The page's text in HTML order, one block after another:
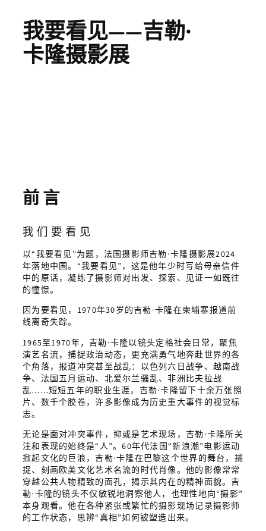
我要看见——吉勒·
卡隆摄影展
前言
我们要看见
以“我要看见”为题，法国摄影师吉勒·卡隆摄影展2024
年落地中国。“我要看见”，这是他年少时写给母亲信件
中的原话，凝练了摄影师对出发、探索、见证一如既往
的憧憬。
因为要看见，1970年30岁的吉勒·卡隆在柬埔寨报道前
线离奇失踪。
1965至1970年，吉勒·卡隆以镜头定格社会日常，聚焦
演艺名流，捕捉政治动态，更充满勇气地奔赴世界的各
个角落，报道冲突甚至战乱：以色列六日战争、越南战
争、法国五月运动、北爱尔兰骚乱、非洲比夫拉战
乱……短短五年的职业生涯，吉勒·卡隆留下十余万张照
片、数千个胶卷，许多影像成为历史重大事件的视觉标
志。
无论是面对冲突事件，抑或是艺术现场，吉勒·卡隆所关
注和表现的始终是“人”。60年代法国“新浪潮”电影运动
掀起文化的巨浪，吉勒·卡隆在巴黎这个世界的舞台，捕
捉、刻画欧美文化艺术名流的时代肖像。他的影像常常
穿越公共人物精致的面孔，揭示其内在的精神面貌。吉
勒·卡隆的镜头不仅敏锐地洞察他人，也理性地向“摄影”
本身观看。他在各种紧张或繁忙的摄影现场记录摄影师
的工作状态，思辨“真相”如何被塑造出来。